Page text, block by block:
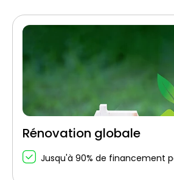
Rénovation globale
Jusqu'à 90% de financement